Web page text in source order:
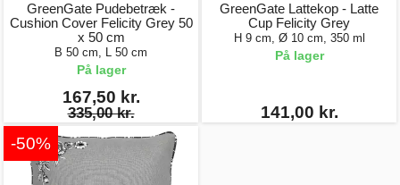
GreenGate Pudebetræk -
Cushion Cover Felicity Grey 50
x 50 cm
B 50 cm, L 50 cm
På lager
167,50 kr.
335,00 kr.
GreenGate Lattekop - Latte
Cup Felicity Grey
H 9 cm, Ø 10 cm, 350 ml
På lager
141,00 kr.
-50%